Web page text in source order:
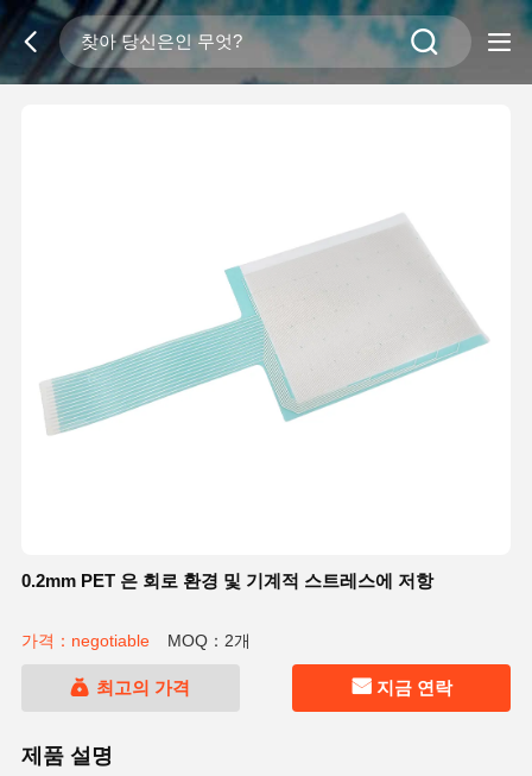
0.2mm PET 은 회로 환경 및 기계적 스트레스에 저항
가격：negotiable MOQ：2개
최고의 가격 지금 연락
제품 설명